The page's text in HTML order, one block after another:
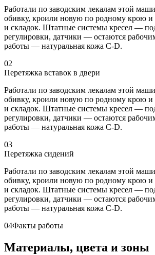
Работали по заводским лекалам этой
обивку, кроили новую по родному крою
и складок. Штатные системы кресел —
регулировки, датчики — остаются
работы — натуральная кожа C-D.
02
Перетяжка вставок в двери
Работали по заводским лекалам этой
обивку, кроили новую по родному крою
и складок. Штатные системы кресел —
регулировки, датчики — остаются
работы — натуральная кожа C-D.
03
Перетяжка сидений
Работали по заводским лекалам этой
обивку, кроили новую по родному крою
и складок. Штатные системы кресел —
регулировки, датчики — остаются
работы — натуральная кожа C-D.
04Факты работы
Материалы, цвета и зоны